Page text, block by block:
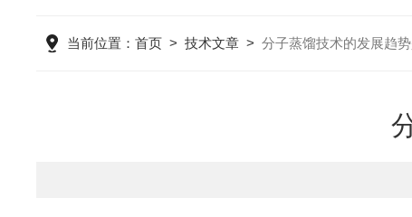
当前位置：首页 >技术文章 >分子蒸馏技术的发展趋